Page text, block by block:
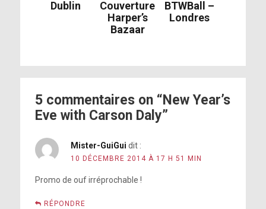
Dublin
Couverture
Harper’s
Bazaar
BTWBall –
Londres
5 commentaires on “New Year’s
Eve with Carson Daly”
Mister-GuiGui dit :
10 DÉCEMBRE 2014 À 17 H 51 MIN
Promo de ouf irréprochable !
RÉPONDRE